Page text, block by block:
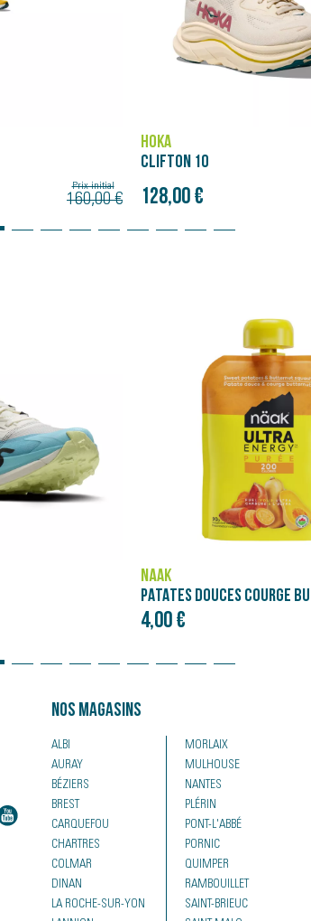
Prix initial
160,00 €
HOKA
CLIFTON 10
128,00 €
NÄAK
4,00 €
Nos magasins
ALBI
AURAY
BÉZIERS
BREST
CARQUEFOU
CHARTRES
COLMAR
DINAN
LA ROCHE-SUR-YON
MORLAIX
MULHOUSE
NANTES
PLÉRIN
PONT-L'ABBÉ
PORNIC
QUIMPER
RAMBOUILLET
SAINT-BRIEUC